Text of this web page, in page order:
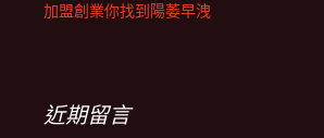
加盟創業你找到陽萎早洩
近期留言